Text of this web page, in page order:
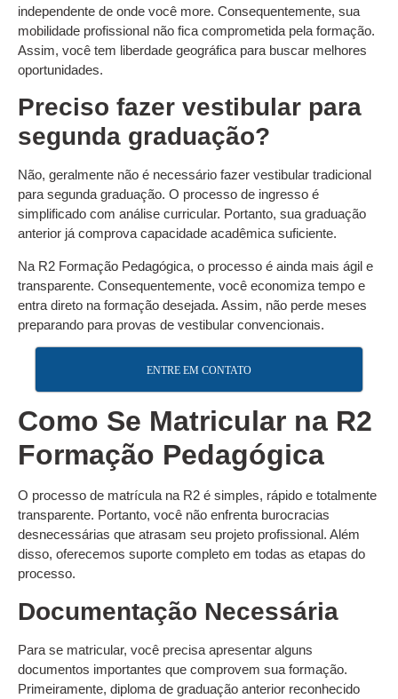
independente de onde você more. Consequentemente, sua
mobilidade profissional não fica comprometida pela formação.
Assim, você tem liberdade geográfica para buscar melhores
oportunidades.
Preciso fazer vestibular para
segunda graduação?
Não, geralmente não é necessário fazer vestibular tradicional
para segunda graduação. O processo de ingresso é
simplificado com análise curricular. Portanto, sua graduação
anterior já comprova capacidade acadêmica suficiente.
Na R2 Formação Pedagógica, o processo é ainda mais ágil e
transparente. Consequentemente, você economiza tempo e
entra direto na formação desejada. Assim, não perde meses
preparando para provas de vestibular convencionais.
ENTRE EM CONTATO
Como Se Matricular na R2
Formação Pedagógica
O processo de matrícula na R2 é simples, rápido e totalmente
transparente. Portanto, você não enfrenta burocracias
desnecessárias que atrasam seu projeto profissional. Além
disso, oferecemos suporte completo em todas as etapas do
processo.
Documentação Necessária
Para se matricular, você precisa apresentar alguns
documentos importantes que comprovem sua formação.
Primeiramente, diploma de graduação anterior reconhecido